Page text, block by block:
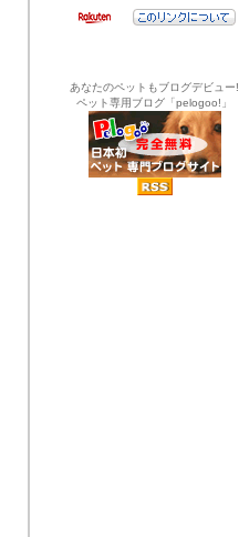
あなたのペットもブログデビュー!
ペット専用ブログ「pelogoo!」